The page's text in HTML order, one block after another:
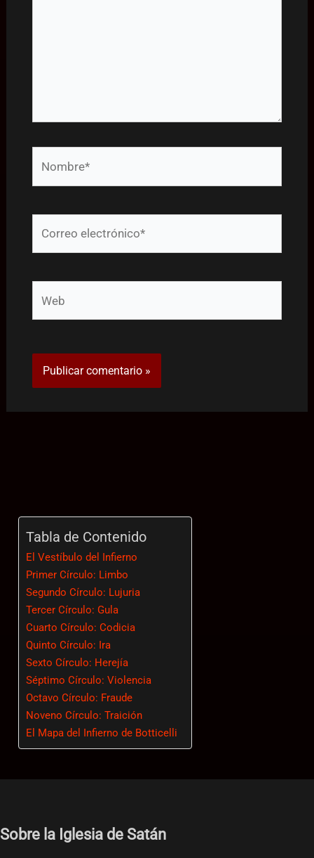
Tabla de Contenido
El Vestíbulo del Infierno
Primer Círculo: Limbo
Segundo Círculo: Lujuria
Tercer Círculo: Gula
Cuarto Círculo: Codicia
Quinto Círculo: Ira
Sexto Círculo: Herejía
Séptimo Círculo: Violencia
Octavo Círculo: Fraude
Noveno Círculo: Traición
El Mapa del Infierno de Botticelli
Sobre la Iglesia de Satán